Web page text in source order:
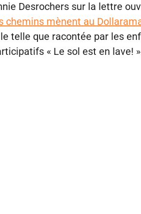
Desrochers sur la lettre
chemins mènent au
telle que racontée par les
« Le sol est en lave!